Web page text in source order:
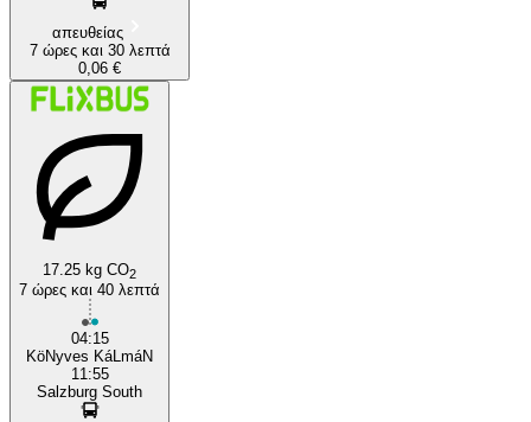
απευθείας
7 ώρες και 30 λεπτά
0,06 €
17.25 kg CO2
7 ώρες και 40 λεπτά
04:15
KöNyves KáLmáN
11:55
Salzburg South